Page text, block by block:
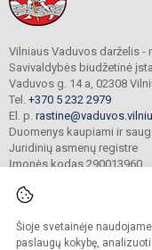
Šioje svetainėje
paslaugų kokybę,
Vilniaus Vaduvos darželis -
Savivaldybės biudžetinė
Vaduvos g. 14 a, 02308
Tel. +370 5 232 2979
El. p.
Duomenys kaupiami ir
Juridinių asmenų registre
Įmonės kodas 290013960
© 2023. Vilniaus
Kopijuoti turinį be raštiško